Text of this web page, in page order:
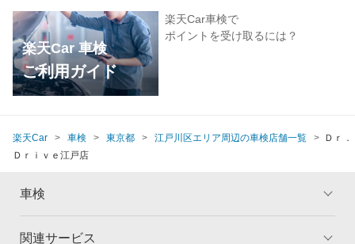
楽天Car 車検
ご利用ガイド
楽天Car車検で
ポイントを受け取るには？
楽天Car 車検 東京都 江戸川区エリア周辺の車検店舗一覧
Ｄｒ．
Ｄｒｉｖｅ江戸店
車検
トップ
関連サービス